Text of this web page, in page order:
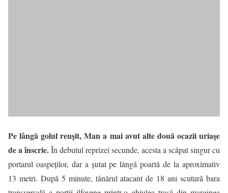
Pe lângă golul reușit, Man a mai avut alte două ocazii uriașe
de a înscrie.În debutul reprizei secunde, acesta a scăpat singur cu
portarul oaspeților, dar a șutat pe lângă poartă de la aproximativ
13 metri. După 5 minute, tânărul atacant de 18 ani scutură bara